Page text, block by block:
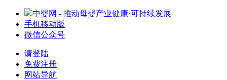
中婴网 - 推动母婴产业健康·可持续发展
手机移动版
微信公众号
请登陆
免费注册
网站导航